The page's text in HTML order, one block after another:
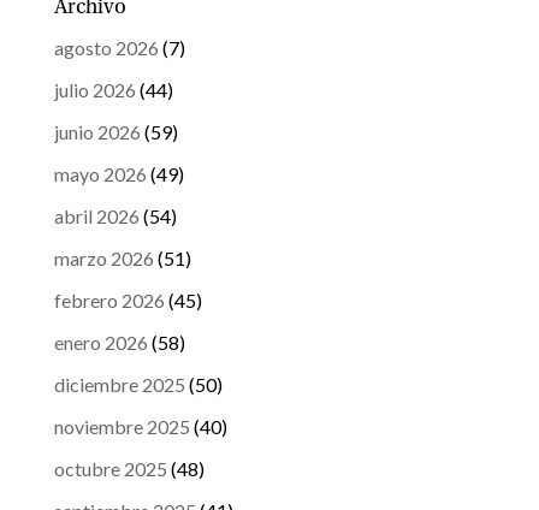
Archivo
agosto 2026 (7)
julio 2026 (44)
junio 2026 (59)
mayo 2026 (49)
abril 2026 (54)
marzo 2026 (51)
febrero 2026 (45)
enero 2026 (58)
diciembre 2025 (50)
noviembre 2025 (40)
octubre 2025 (48)